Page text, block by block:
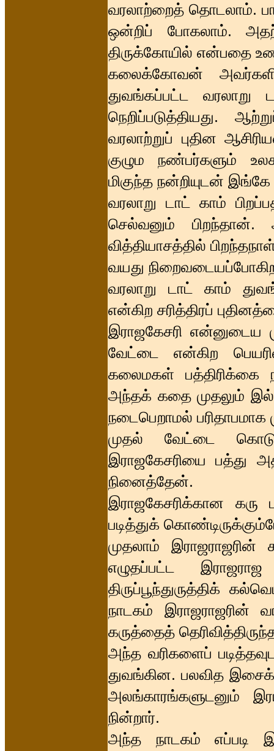
வரலாற்றைத் தொடலாம்.
ஒன்றிப் போகலாம்.
திருக்கோயில் என்பதை
கலைக்கோவன்
துவங்கப்பட்ட
நெறிப்படுத்தியது.
வரலாற்றுப் புதின
குழும நண்பர்களும்
மிகுந்த நன்றியுடன் இங்கே
வரலாறு டாட் காம்
செல்வனும்
வித்தியாசத்தில்
வயது
வரலாறு டாட் காம்
என்கிற சரித்திரப்
இராஜகேசரி என்னுடைய
வேட்டை என்கிற
கலைமகள் பத்திரிக்கை
அந்தக் கதை முதலும்
நடைபெறாமல் பரிதாபமாக
முதல் வேட்டை
இராஜகேசரியை பத்து
நினைத்தேன்.
இராஜகேசரிக்கான கரு
படித்துக்
முதலாம்
எழுதப்பட்ட
திருப்பூந்துருத்திக்
நாடகம் இராஜராஜரின்
கருத்தைத்
அந்த வரிகளைப்
துவங்கின. பலவித
அலங்காரங்களுடனும்
நின்றார்.
அந்த நாடகம் எப்படி